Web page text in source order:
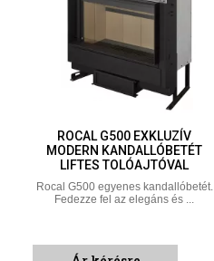
ROCAL G500 EXKLUZÍV
MODERN KANDALLÓBETÉT
LIFTES TOLÓAJTÓVAL
Rocal G500 egyenes kandallóbetét.
Fedezze fel az elegáns és ...